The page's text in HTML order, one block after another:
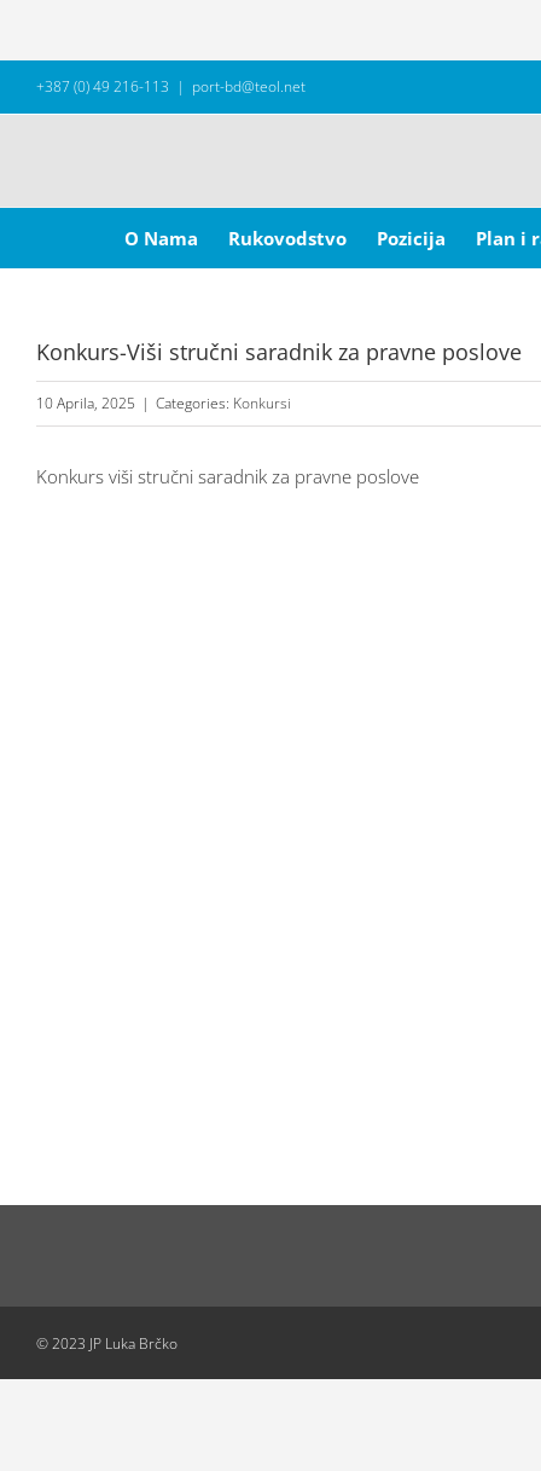
+387 (0) 49 216-113 | port-bd@teol.net
for:
O Nama
Rukovodstvo Pozicija Plan i
Konkurs-Viši stručni saradnik za pravne poslove
10 Aprila, 2025 | Categories: Konkursi
Konkurs viši stručni saradnik za pravne poslove
© 2023 JP Luka Brčko